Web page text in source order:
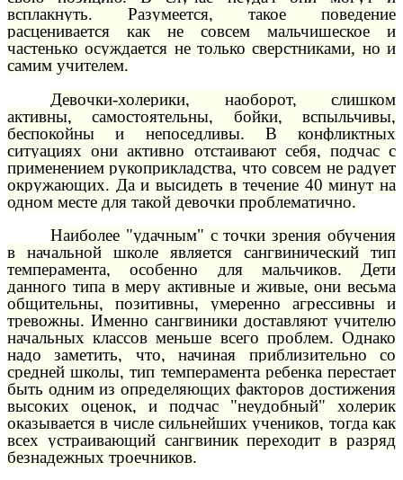
всплакнуть. Разумеется, такое поведение
расценивается как не совсем мальчишеское и
частенько осуждается не только сверстниками, но и
самим учителем.
Девочки-холерики, наоборот, слишком
активны, самостоятельны, бойки, вспыльчивы,
беспокойны и непоседливы. В конфликтных
ситуациях они активно отстаивают себя, подчас с
применением рукоприкладства, что совсем не радует
окружающих. Да и высидеть в течение 40 минут на
одном месте для такой девочки проблематично.
Наиболее "удачным" с точки зрения обучения
в начальной школе является сангвинический тип
темперамента, особенно для мальчиков. Дети
данного типа в меру активные и живые, они весьма
общительны, позитивны, умеренно агрессивны и
тревожны. Именно сангвиники доставляют учителю
начальных классов меньше всего проблем. Однако
надо заметить, что, начиная приблизительно со
средней школы, тип темперамента ребенка перестает
быть одним из определяющих факторов достижения
высоких оценок, и подчас "неудобный" холерик
оказывается в числе сильнейших учеников, тогда как
всех устраивающий сангвиник переходит в разряд
безнадежных троечников.